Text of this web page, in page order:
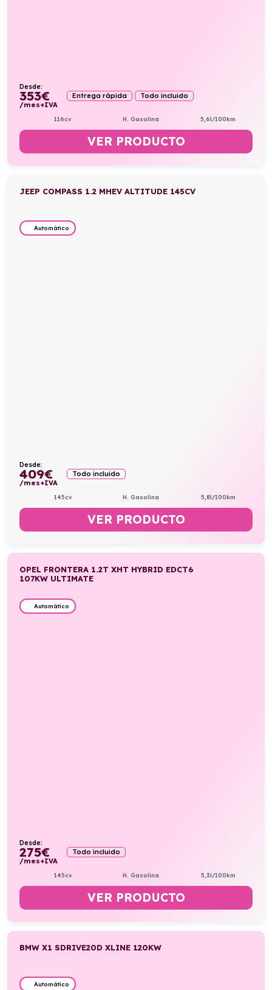
Desde:
353€
/mes+IVA
Entrega rápida Todo incluido
116cv H. Gasolina 5,6l/100km
VER PRODUCTO
JEEP COMPASS 1.2 MHEV ALTITUDE 145CV
Automático
Desde:
409€
/mes+IVA
Todo incluido
145cv H. Gasolina 5,8l/100km
VER PRODUCTO
OPEL FRONTERA 1.2T XHT HYBRID EDCT6
107KW ULTIMATE
Automático
Desde:
275€
/mes+IVA
Todo incluido
145cv H. Gasolina 5,3l/100km
VER PRODUCTO
BMW X1 SDRIVE20D XLINE 120KW
Automático